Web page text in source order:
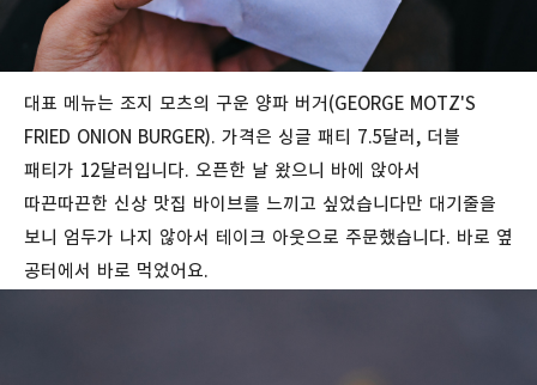
대표 메뉴는 조지 모츠의 구운 양파 버거 (GEORGE MOTZ'S
FRIED ONION BURGER). 가격은 싱글 패티 7.5달러 , 더블
패티가 12달러입니다. 오픈한 날 왔으니 바에
앉아서
따끈따끈한 신상 맛집 바이브를 느끼고 싶었습니다만 대기줄을
보니 엄두가 나지 않아서 테이크 아웃으로 주문했습니다. 바로 옆
공터에서 바로 먹었어요.